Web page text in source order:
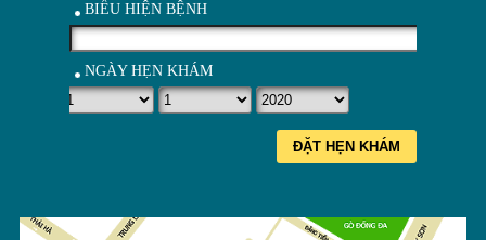
BIỂU HIỆN BỆNH
NGÀY HẸN KHÁM
ĐẶT HẸN KHÁM